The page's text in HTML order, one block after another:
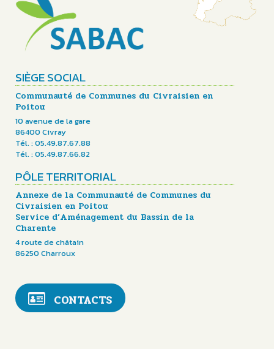
SIÈGE SOCIAL
Communauté de Communes du Civraisien en
Poitou
10 avenue de la gare
86400 Civray
Tél. : 05.49.87.67.88
Tél. : 05.49.87.66.82
PÔLE TERRITORIAL
Annexe de la Communauté de Communes du
Civraisien en Poitou
Service d’Aménagement du Bassin de la
Charente
4 route de châtain
86250 Charroux
CONTACTS